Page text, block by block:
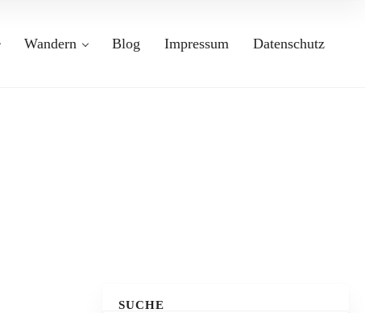
Wandern Blog Impressum Datenschutz
SUCHE